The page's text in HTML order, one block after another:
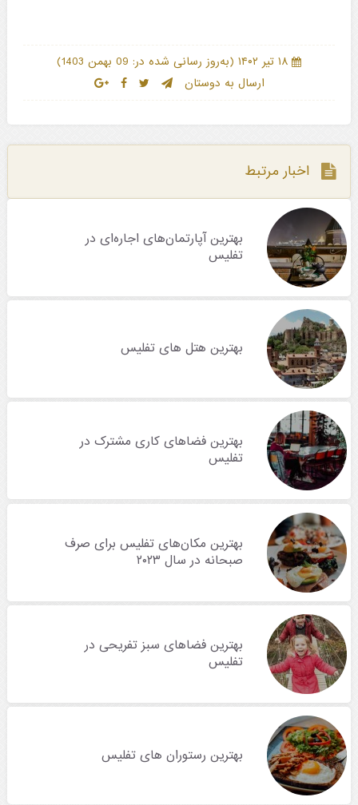
۱۸ تیر ۱۴۰۲ (به‌روز رسانی شده در: 09 بهمن 1403
)
ارسال به دوستان
اخبار مرتبط
بهترین آپارتمان‌های اجاره‌ای در
تفلیس
بهترین هتل های تفلیس
بهترین فضاهای کاری مشترک در
تفلیس
بهترین مکان‌های تفلیس برای صرف
صبحانه در سال ۲۰۲۳
بهترین فضاهای سبز تفریحی در
تفلیس
بهترین رستوران‌ های تفلیس